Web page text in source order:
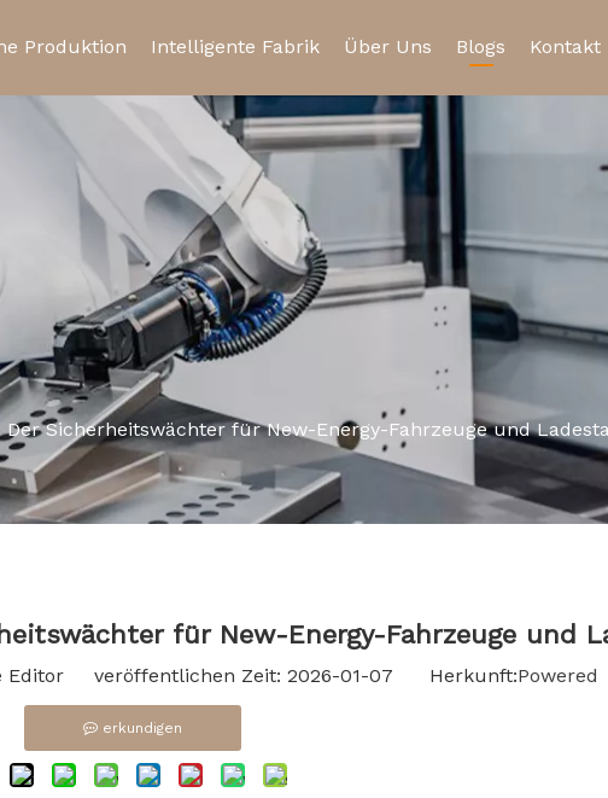
Kfz-Relais Neues
Mikroschalter
Produktion Intelligente Fabrik Über Uns
Urkunde & Ehrung
Blogs Kontakt
Der Sicherheitswächter für New-Energy-Fahrzeuge und
für New-Energy-Fahrzeuge und
veröffentlichen Zeit: 2026-01-07 Herkunft:Powered
erkundigen